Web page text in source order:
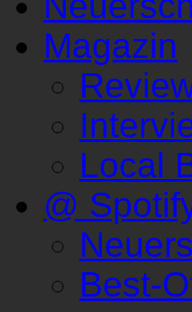
Magazin
Local
@
Best-